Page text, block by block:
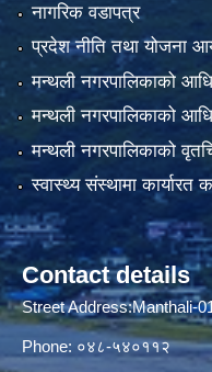
नागरिक वडापत्र
प्रदेश नीति तथा योजना
मन्थली नगरपालिकाको
मन्थली नगरपालिकाको
मन्थली नगरपालिकाको
स्वास्थ्य संस्थामा कार्यारत
Contact details
Street Address:Manthali-
Phone: ०४८-५४०११२